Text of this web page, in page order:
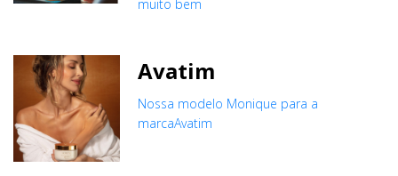
muito bem
Avatim
Nossa modelo Monique para a
marcaAvatim